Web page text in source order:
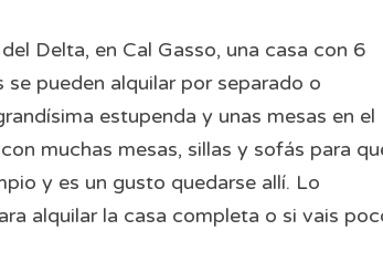
Delta, en Cal Gasso, una casa con 6
pueden alquilar por separado o
estupenda y unas mesas en el
muchas mesas, sillas y sofás para
y es un gusto quedarse allí. Lo
alquilar la casa completa o si vais